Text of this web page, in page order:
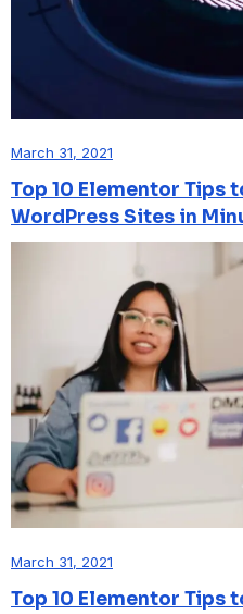
March 31, 2021
Top 10 Elementor Tips
WordPress Sites in
March 31, 2021
Top 10 Elementor Tips